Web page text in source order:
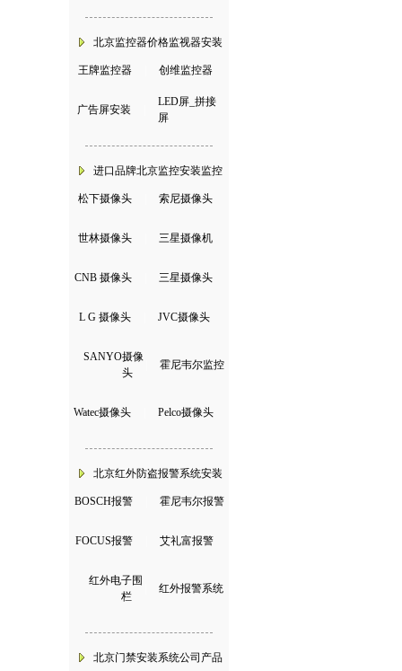
北京监控器价格监视器安装
王牌监控器 创维监控器
广告屏安装
LED屏_拼接
屏
进口品牌北京监控安装监控
松下摄像头 索尼摄像头
世林摄像头 三星摄像机
CNB 摄像头 三星摄像头
L G 摄像头 JVC摄像头
SANYO摄像
头
霍尼韦尔监控
Watec摄像头 Pelco摄像头
北京红外防盗报警系统安装
BOSCH报警 霍尼韦尔报警
FOCUS报警 艾礼富报警
红外电子围
栏
红外报警系统
北京门禁安装系统公司产品